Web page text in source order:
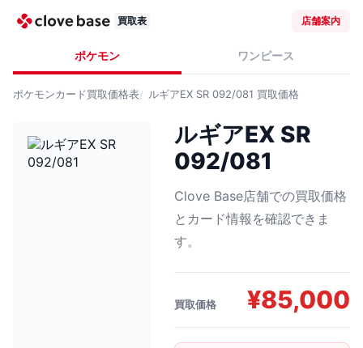
買取表 店舗案内
ポケモン ワンピース
ポケモンカード買取価格表 ルギアEX SR 092/081 買取価格
ルギアEX SR
092/081
Clove Base店舗での買取価格
とカード情報を確認できま
す。
買取価格 ¥85,000